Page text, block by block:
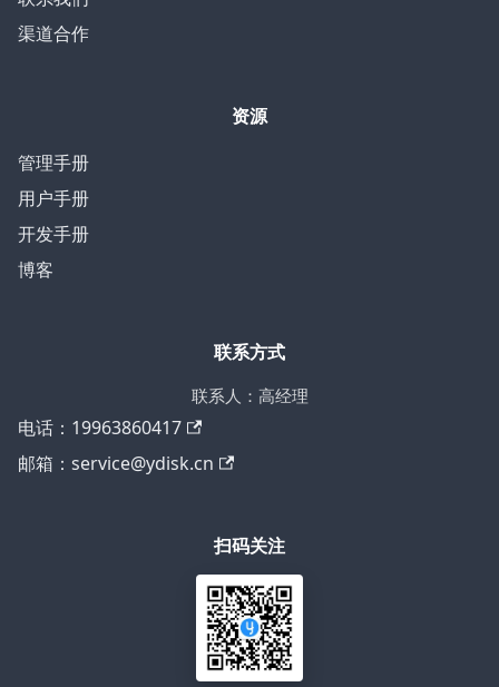
渠道合作
资源
管理手册
用户手册
开发手册
博客
联系方式
联系人：高经理
电话：19963860417
邮箱：service@ydisk.cn
扫码关注